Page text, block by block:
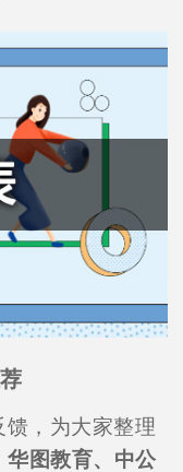
，为大家整理
华图教育、中公